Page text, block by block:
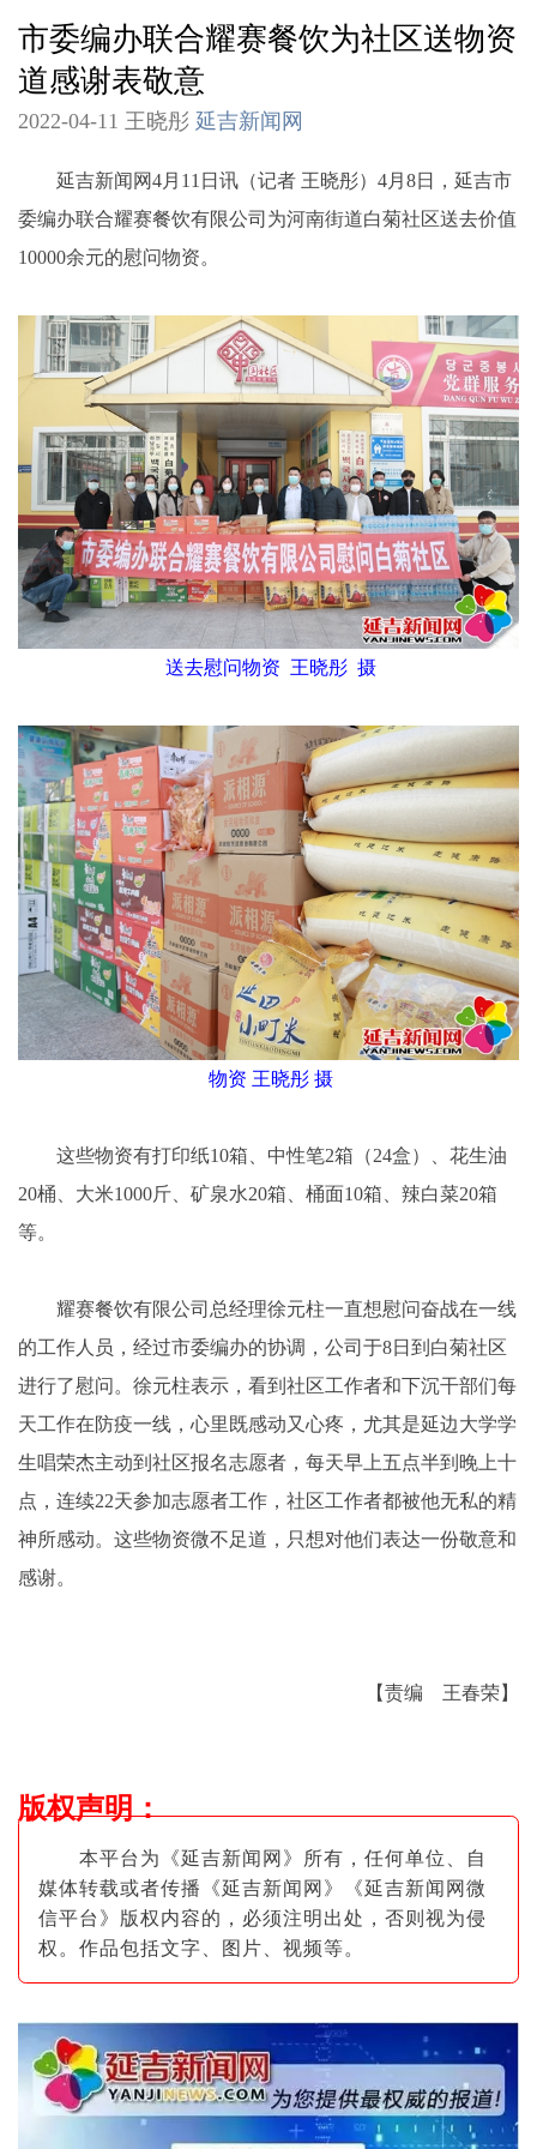
市委编办联合耀赛餐饮为社区送物资
道感谢表敬意
2022-04-11 王晓彤 延吉新闻网
延吉新闻网4月11日讯（记者 王晓彤）4月8日，延吉市
委编办联合耀赛餐饮有限公司为河南街道白菊社区送去价值
10000余元的慰问物资。
送去慰问物资 王晓彤 摄
物资 王晓彤 摄
这些物资有打印纸10箱、中性笔2箱（24盒）、花生油
20桶、大米1000斤、矿泉水20箱、桶面10箱、辣白菜20箱
等。
耀赛餐饮有限公司总经理徐元柱一直想慰问奋战在一线
的工作人员，经过市委编办的协调，公司于8日到白菊社区
进行了慰问。徐元柱表示，看到社区工作者和下沉干部们每
天工作在防疫一线，心里既感动又心疼，尤其是延边大学学
生唱荣杰主动到社区报名志愿者，每天早上五点半到晚上十
点，连续22天参加志愿者工作，社区工作者都被他无私的精
神所感动。这些物资微不足道，只想对他们表达一份敬意和
感谢。
【责编 王春荣】
版权声明：
本平台为《延吉新闻网》所有，任何单位、自
媒体转载或者传播《延吉新闻网》《延吉新闻网微
信平台》版权内容的，必须注明出处，否则视为侵
权。作品包括文字、图片 、视频等。